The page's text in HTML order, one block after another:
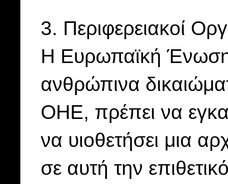
3. Περιφερειακοί
Η Ευρωπαϊκή
ανθρώπινα
ΟΗΕ, πρέπει να
να υιοθετήσει μια
σε αυτή την